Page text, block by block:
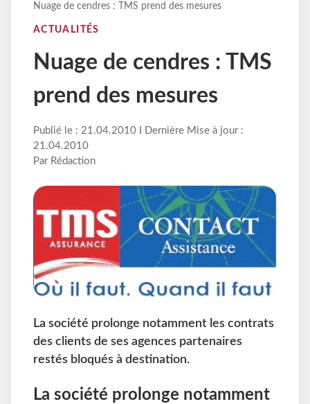
Nuage de cendres : TMS prend des mesures
ACTUALITÉS
Nuage de cendres : TMS
prend des mesures
Publié le : 21.04.2010 I Dernière Mise à jour :
21.04.2010
Par Rédaction
La société prolonge notamment les contrats
des clients de ses agences partenaires
restés bloqués à destination.
La société prolonge notamment